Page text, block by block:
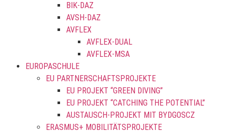
BIK-DAZ
AVSH-DAZ
AVFLEX
AVFLEX-DUAL
AVFLEX-MSA
EUROPASCHULE
EU PARTNERSCHAFTSPROJEKTE
EU PROJEKT “GREEN DIVING”
EU PROJEKT “CATCHING THE POTENTIAL”
AUSTAUSCH-PROJEKT MIT BYDGOSCZ
ERASMUS+ MOBILITÄTSPROJEKTE